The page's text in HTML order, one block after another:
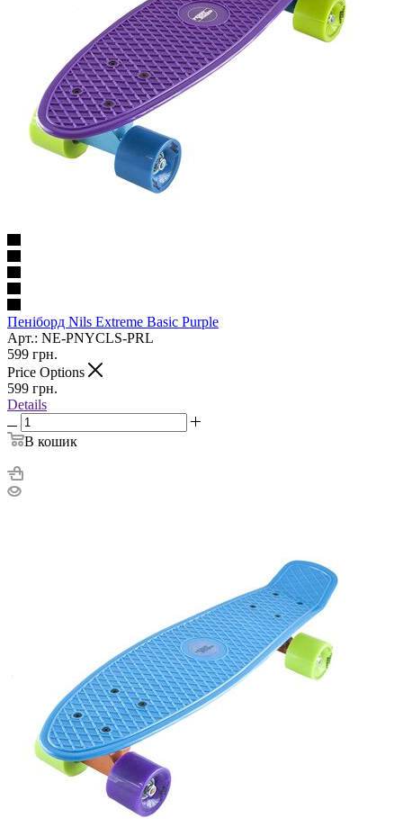
Пеніборд Nils Extreme Basic Purple
Арт.: NE-PNYCLS-PRL
599 грн.
Price Options
599 грн.
Details
В кошик